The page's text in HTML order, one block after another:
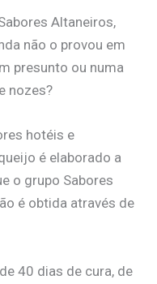
Altaneiros,
não o provou em
presunto ou numa
nozes?
hotéis e
é elaborado a
o grupo Sabores
é obtida através de
40 dias de cura, de